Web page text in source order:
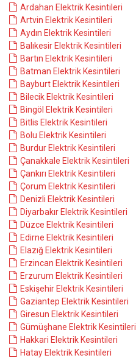
Ardahan Elektrik Kesintileri
Artvin Elektrik Kesintileri
Aydın Elektrik Kesintileri
Balıkesir Elektrik Kesintileri
Bartın Elektrik Kesintileri
Batman Elektrik Kesintileri
Bayburt Elektrik Kesintileri
Bilecik Elektrik Kesintileri
Bingöl Elektrik Kesintileri
Bitlis Elektrik Kesintileri
Bolu Elektrik Kesintileri
Burdur Elektrik Kesintileri
Çanakkale Elektrik Kesintileri
Çankırı Elektrik Kesintileri
Çorum Elektrik Kesintileri
Denizli Elektrik Kesintileri
Diyarbakır Elektrik Kesintileri
Düzce Elektrik Kesintileri
Edirne Elektrik Kesintileri
Elazığ Elektrik Kesintileri
Erzincan Elektrik Kesintileri
Erzurum Elektrik Kesintileri
Eskişehir Elektrik Kesintileri
Gaziantep Elektrik Kesintileri
Giresun Elektrik Kesintileri
Gümüşhane Elektrik Kesintileri
Hakkari Elektrik Kesintileri
Hatay Elektrik Kesintileri